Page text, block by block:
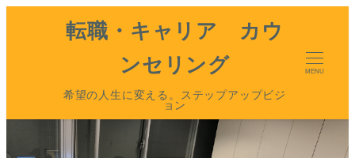
転職・キャリア カウ
ンセリング
希望の人生に変える。ステップアップビジ
ョン
MENU